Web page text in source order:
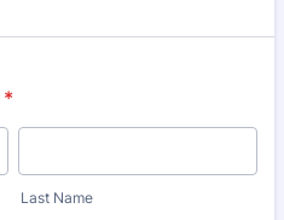
*
Last Name